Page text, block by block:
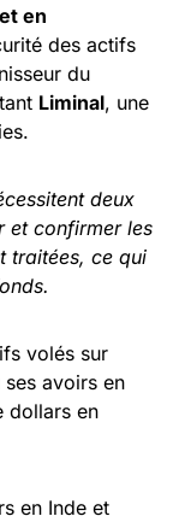
en
des actifs
du
Liminal, une
deux
et confirmer les
traitées, ce qui
volés sur
ses avoirs en
dollars en
en Inde et